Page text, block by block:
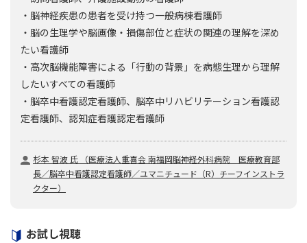
・脳神経疾患の患者を受け持つ一般病棟看護師
・脳の生理学や脳画像・損傷部位と症状の関連の理解を深め
たい看護師
・高次脳機能障害による「行動の背景」を病態生理から理解
したいすべての看護師
・脳卒中看護認定看護師、脳卒中リハビリテーション看護認
定看護師、認知症看護認定看護師
杉本 智波 氏 （医療法人重喜会 南福岡脳神経外科病院 医療教育部
長／脳卒中看護認定看護師／ユマニチュード（R）チーフインストラ
クター）
お試し視聴